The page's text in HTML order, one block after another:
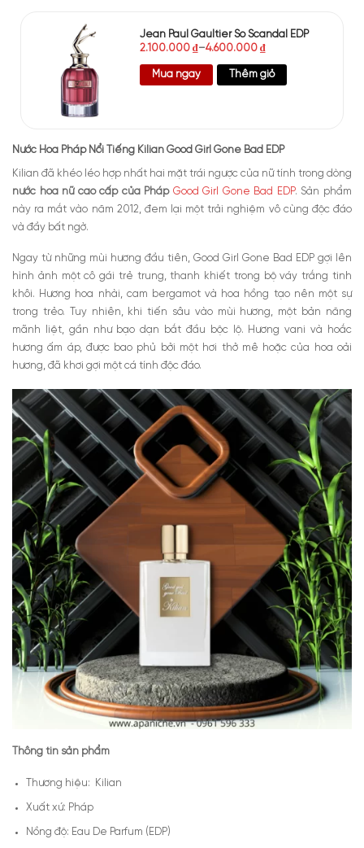
Jean Paul Gaultier So Scandal EDP
2.100.000₫–4.600.000₫
Mua ngay Thêm giỏ
Nước Hoa Pháp Nổi Tiếng Kilian Good Girl Gone Bad EDP
Kilian đã khéo léo hợp nhất hai mặt trái ngược của nữ tính trong dòng
nước hoa nữ cao cấp của Pháp Good Girl Gone Bad EDP. Sản phẩm
này ra mắt vào năm 2012, đem lại một trải nghiệm vô cùng độc đáo
và đầy bất ngờ.
Ngay từ những mùi hương đầu tiên, Good Girl Gone Bad EDP gợi lên
hình ảnh một cô gái trẻ trung, thanh khiết trong bộ váy trắng tinh
khôi. Hương hoa nhài, cam bergamot và hoa hồng tạo nên một sự
trong trẻo. Tuy nhiên, khi tiến sâu vào mùi hương, một bản năng
mãnh liệt, gần như bạo dạn bắt đầu bộc lộ. Hương vani và hoắc
hương ấm áp, được bao phủ bởi một hơi thở mê hoặc của hoa oải
hương, đã khơi gợi một cá tính độc đáo.
Thông tin sản phẩm
Thương hiệu: Kilian
Xuất xứ: Pháp
Nồng độ: Eau De Parfum (EDP)